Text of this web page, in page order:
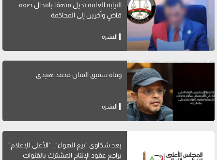
النيابة العامة تحيل متهمًا بانتحال صفة
قاضٍ وآخرين إلى المحاكمة
النشرة
وفاة شقيق الفنان محمد هنيدي
النشرة
بعد شكاوى "بيع الهواء".. "الأعلى للإعلام"
يراجع عقود الإنتاج المشترك بالقنوات